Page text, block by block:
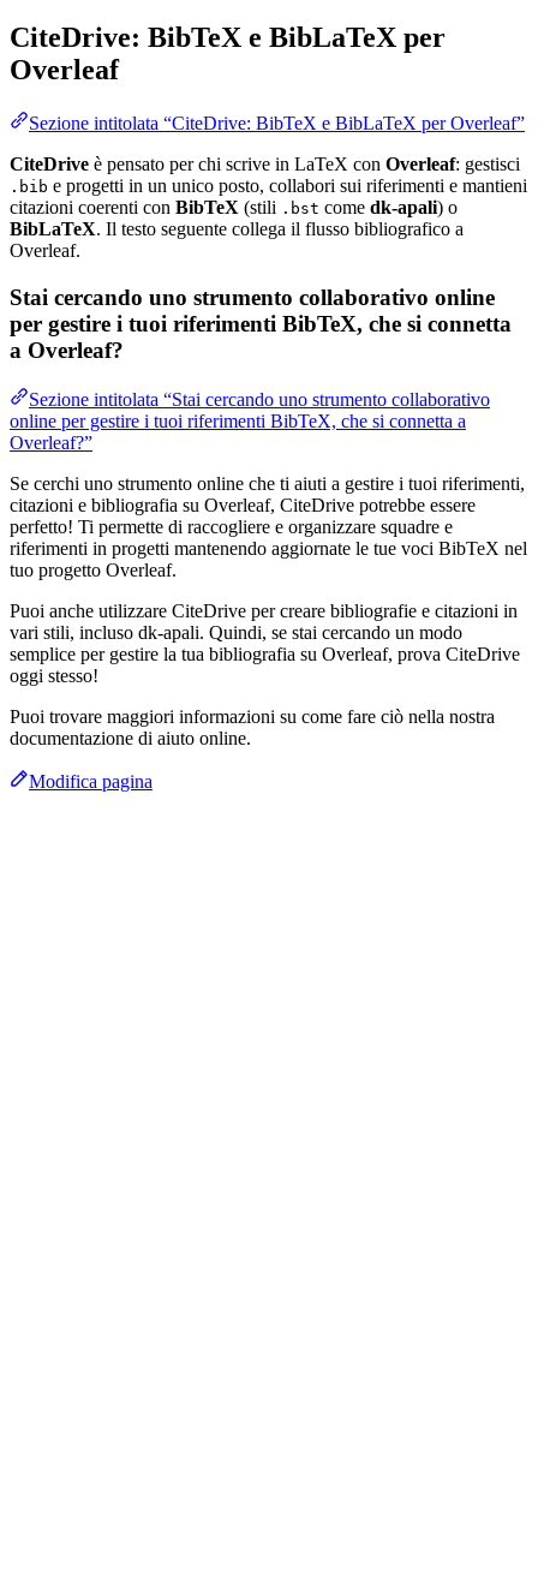
CiteDrive: BibTeX e BibLaTeX per
Overleaf
Sezione intitolata “CiteDrive: BibTeX e BibLaTeX per Overleaf”
CiteDrive è pensato per chi scrive in LaTeX con Overleaf: gestisci
.bib e progetti in un unico posto, collabori sui riferimenti e mantieni
citazioni coerenti con BibTeX (stili .bst come dk-apali) o
BibLaTeX. Il testo seguente collega il flusso bibliografico a
Overleaf.
Stai cercando uno strumento collaborativo online
per gestire i tuoi riferimenti BibTeX, che si connetta
a Overleaf?
Sezione intitolata “Stai cercando uno strumento collaborativo
online per gestire i tuoi riferimenti BibTeX, che si connetta a
Overleaf?”
Se cerchi uno strumento online che ti aiuti a gestire i tuoi riferimenti,
citazioni e bibliografia su Overleaf, CiteDrive potrebbe essere
perfetto! Ti permette di raccogliere e organizzare squadre e
riferimenti in progetti mantenendo aggiornate le tue voci BibTeX nel
tuo progetto Overleaf.
Puoi anche utilizzare CiteDrive per creare bibliografie e citazioni in
vari stili, incluso dk-apali. Quindi, se stai cercando un modo
semplice per gestire la tua bibliografia su Overleaf, prova CiteDrive
oggi stesso!
Puoi trovare maggiori informazioni su come fare ciò nella nostra
documentazione di aiuto online.
Modifica pagina